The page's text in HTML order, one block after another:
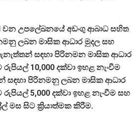
වන උපලේඛනයේ අඩංගු ආබාධ සහිත
ලබන මාසික ආධාර මුදල සහ
සඳහා පිරිනමන මාසික ආධාර
10,000 දක්වා ඉහළ නැංවීම
සඳහා පිරිනමනු ලබන මාසික ආධාර
රුපියල් 5,000 දක්වා ඉහළ නැංවීම සහ
මස සිට ක්‍රියාත්මක කිරීම.